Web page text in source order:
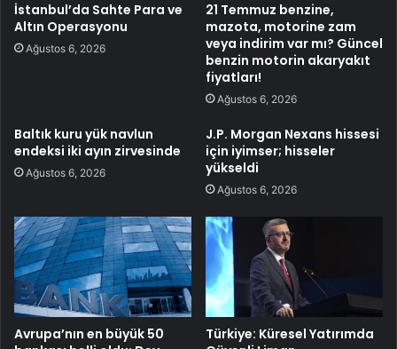
İstanbul’da Sahte Para ve
Altın Operasyonu
Ağustos 6, 2026
21 Temmuz benzine,
mazota, motorine zam
veya indirim var mı? Güncel
benzin motorin akaryakıt
fiyatları!
Ağustos 6, 2026
Baltık kuru yük navlun
endeksi iki ayın zirvesinde
Ağustos 6, 2026
J.P. Morgan Nexans hissesi
için iyimser; hisseler
yükseldi
Ağustos 6, 2026
Avrupa’nın en büyük 50
Türkiye: Küresel Yatırımda